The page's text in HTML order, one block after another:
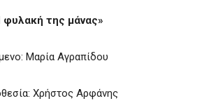
φυλακή της μάνας»
Μαρία Αγραπίδου
Χρήστος Αρφάνης